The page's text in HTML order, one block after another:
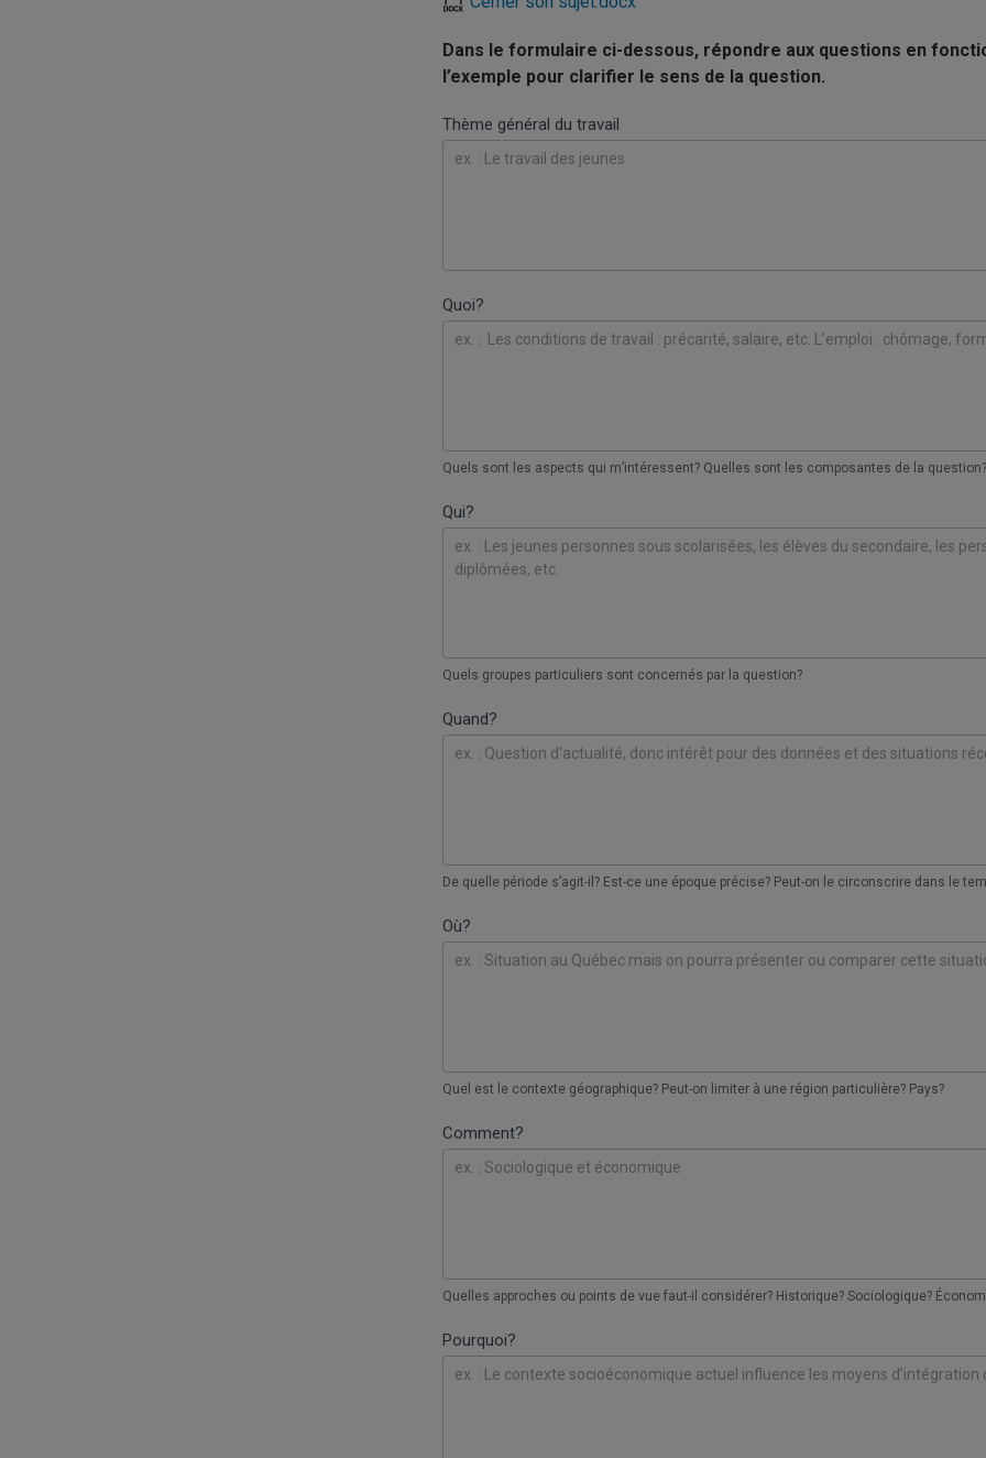
Dans le formulaire ci-dessous, répondre aux questions en
l’exemple pour clarifier le sens de la question.
Cerner
son
Thème général du travail
Quoi?
Quels sont les aspects qui m’intéressent? Quelles sont les composantes de la question?
Qui?
Quels groupes particuliers sont concernés par la question?
Quand?
De quelle période s’agit-il? Est-ce une époque précise? Peut-on le circonscrire dans le
Où?
Quel est le contexte géographique? Peut-on limiter à une région particulière? Pays?
Comment?
Quelles approches ou points de vue faut-il considérer? Historique? Sociologique?
Pourquoi?